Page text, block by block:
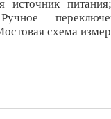
источник
схема